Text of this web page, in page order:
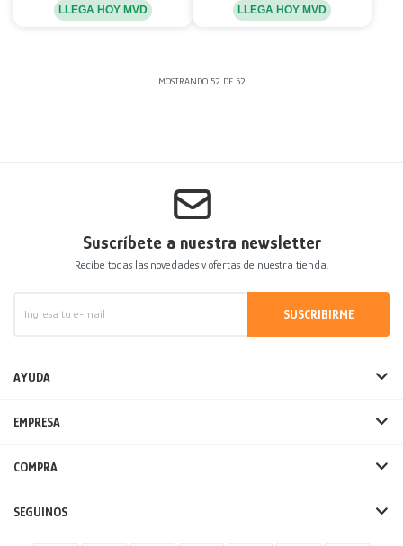
LLEGA HOY MVD LLEGA HOY MVD
MOSTRANDO 52 DE 52
Suscríbete a nuestra newsletter
Recibe todas las novedades y ofertas de nuestra tienda.
SUSCRIBIRME
AYUDA
EMPRESA
COMPRA
SEGUINOS